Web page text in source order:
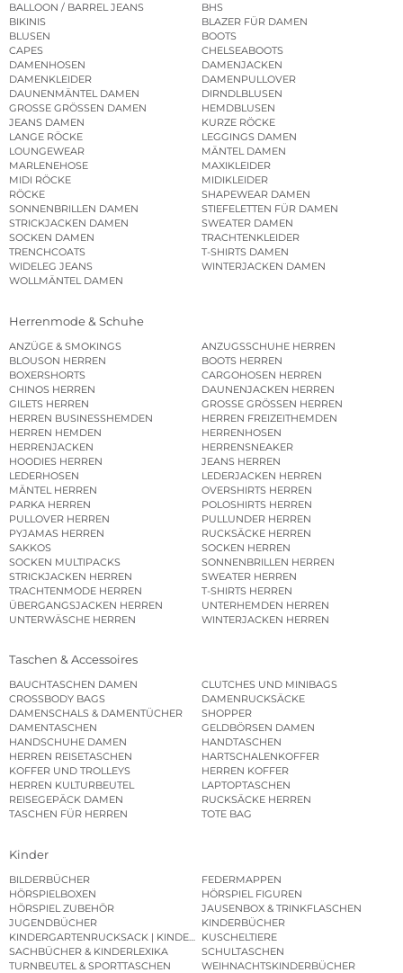
BALLOON / BARREL JEANS
BHS
BIKINIS
BLAZER FÜR DAMEN
BLUSEN
BOOTS
CAPES
CHELSEABOOTS
DAMENHOSEN
DAMENJACKEN
DAMENKLEIDER
DAMENPULLOVER
DAUNENMÄNTEL DAMEN
DIRNDLBLUSEN
GROSSE GRÖSSEN DAMEN
HEMDBLUSEN
JEANS DAMEN
KURZE RÖCKE
LANGE RÖCKE
LEGGINGS DAMEN
LOUNGEWEAR
MÄNTEL DAMEN
MARLENEHOSE
MAXIKLEIDER
MIDI RÖCKE
MIDIKLEIDER
RÖCKE
SHAPEWEAR DAMEN
SONNENBRILLEN DAMEN
STIEFELETTEN FÜR DAMEN
STRICKJACKEN DAMEN
SWEATER DAMEN
SOCKEN DAMEN
TRACHTENKLEIDER
TRENCHCOATS
T-SHIRTS DAMEN
WIDELEG JEANS
WINTERJACKEN DAMEN
WOLLMÄNTEL DAMEN
Herrenmode & Schuhe
ANZÜGE & SMOKINGS
ANZUGSSCHUHE HERREN
BLOUSON HERREN
BOOTS HERREN
BOXERSHORTS
CARGOHOSEN HERREN
CHINOS HERREN
DAUNENJACKEN HERREN
GILETS HERREN
GROSSE GRÖSSEN HERREN
HERREN BUSINESSHEMDEN
HERREN FREIZEITHEMDEN
HERREN HEMDEN
HERRENHOSEN
HERRENJACKEN
HERRENSNEAKER
HOODIES HERREN
JEANS HERREN
LEDERHOSEN
LEDERJACKEN HERREN
MÄNTEL HERREN
OVERSHIRTS HERREN
PARKA HERREN
POLOSHIRTS HERREN
PULLOVER HERREN
PULLUNDER HERREN
PYJAMAS HERREN
RUCKSÄCKE HERREN
SAKKOS
SOCKEN HERREN
SOCKEN MULTIPACKS
SONNENBRILLEN HERREN
STRICKJACKEN HERREN
SWEATER HERREN
TRACHTENMODE HERREN
T-SHIRTS HERREN
ÜBERGANGSJACKEN HERREN
UNTERHEMDEN HERREN
UNTERWÄSCHE HERREN
WINTERJACKEN HERREN
Taschen & Accessoires
BAUCHTASCHEN DAMEN
CLUTCHES UND MINIBAGS
CROSSBODY BAGS
DAMENRUCKSÄCKE
DAMENSCHALS & DAMENTÜCHER
SHOPPER
DAMENTASCHEN
GELDBÖRSEN DAMEN
HANDSCHUHE DAMEN
HANDTASCHEN
HERREN REISETASCHEN
HARTSCHALENKOFFER
KOFFER UND TROLLEYS
HERREN KOFFER
HERREN KULTURBEUTEL
LAPTOPTASCHEN
REISEGEPÄCK DAMEN
RUCKSÄCKE HERREN
TASCHEN FÜR HERREN
TOTE BAG
Kinder
BILDERBÜCHER
FEDERMAPPEN
HÖRSPIELBOXEN
HÖRSPIEL FIGUREN
HÖRSPIEL ZUBEHÖR
JAUSENBOX & TRINKFLASCHEN
JUGENDBÜCHER
KINDERBÜCHER
KINDERGARTENRUCKSACK | KINDERGARTENBEUTEL
KUSCHELTIERE
SACHBÜCHER & KINDERLEXIKA
SCHULTASCHEN
TURNBEUTEL & SPORTTASCHEN
WEIHNACHTSKINDERBÜCHER